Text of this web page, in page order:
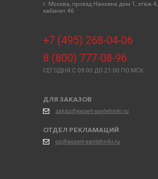
г. Москва, проезд Нансена дом 1, этаж 4,
кабинет 46
+7 (495) 268-04-06
8 (800) 777-08-96
СЕГОДНЯ C 09:00 ДО 21:00 ПО МСК
ДЛЯ ЗАКАЗОВ
zakaz@expert-santehniki.ru
ОТДЕЛ РЕКЛАМАЦИЙ
op@expert-santehniki.ru